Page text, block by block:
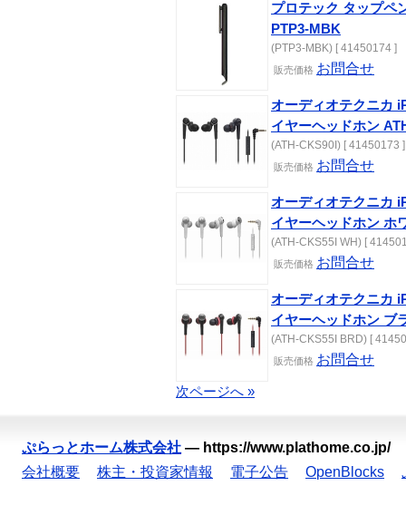
プロテック タップペ
PTP3-MBK
(PTP3-MBK) [ 41450174 ]
販売価格 お問合せ
オーディオテクニカ
イヤーヘッドホン
(ATH-CKS90I) [ 41450173 ]
販売価格 お問合せ
オーディオテクニカ
イヤーヘッドホン ホ
(ATH-CKS55I WH) [
販売価格 お問合せ
オーディオテクニカ
イヤーヘッドホン ブ
(ATH-CKS55I BRD) [
販売価格 お問合せ
次ページへ »
ぷらっとホーム株式会社 — https://www.plathome.co.jp/
会社概要
株主・投資家情報 電子公告 OpenBlocks